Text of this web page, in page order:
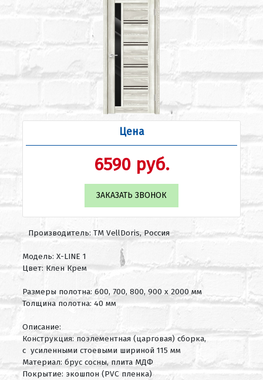
Цена
6590 руб.
ЗАКАЗАТЬ ЗВОНОК
Производитель: ТМ VellDoris, Россия
Модель: X-LINE 1
Цвет: Клен Крем
Размеры полотна: 600, 700, 800, 900 х 2000 мм
Толщина полотна: 40 мм
Описание:
Конструкция: поэлементная (царговая) сборка,
с усиленными стоевыми шириной 115 мм
Материал: брус сосны, плита МДФ
Покрытие: экошпон (PVC пленка)